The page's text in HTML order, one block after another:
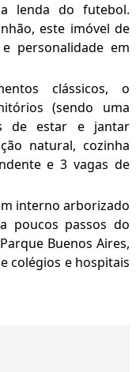
lenda do futebol.
este imóvel de
personalidade em
clássicos, o
(sendo uma
de estar e jantar
natural, cozinha
e 3 vagas de
interno arborizado
poucos passos do
Buenos Aires,
colégios e hospitais